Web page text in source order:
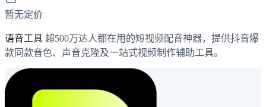
暂无定价
语音工具 超500万达人都在用的短视频配音神器，提供抖音爆
款同款音色、声音克隆及一站式视频制作辅助工具。